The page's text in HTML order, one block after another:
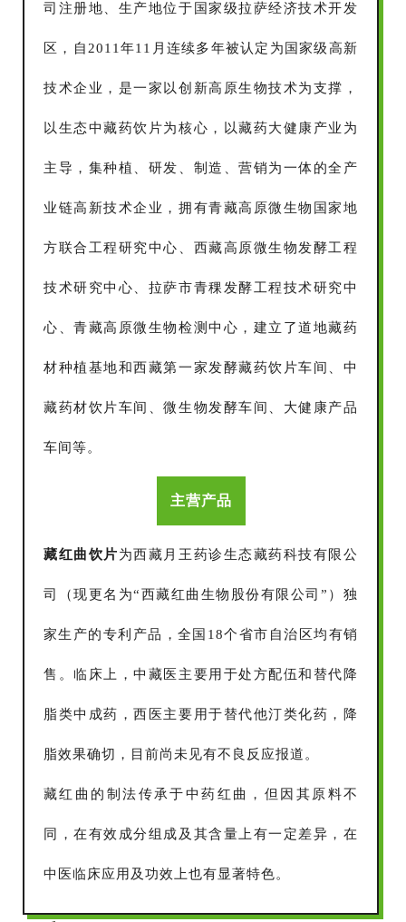
司注册地、生产地位于国家级拉萨经济技术开发
区，自2011年11月连续多年被认定为国家级高新
技术企业，是一家以创新高原生物技术为支撑，
以生态中藏药饮片为核心，以藏药大健康产业为
主导，集种植、研发、制造、营销为一体的全产
业链高新技术企业，拥有青藏高原微生物国家地
方联合工程研究中心、西藏高原微生物发酵工程
技术研究中心、拉萨市青稞发酵工程技术研究中
心、青藏高原微生物检测中心，建立了道地藏药
材种植基地和西藏第一家发酵藏药饮片车间、中
藏药材饮片车间、微生物发酵车间、大健康产品
车间等。
主营产品
藏红曲饮片为西藏月王药诊生态藏药科技有限公
司（现更名为“西藏红曲生物股份有限公司”）独
家生产的专利产品，全国18个省市自治区均有销
售。临床上，中藏医主要用于处方配伍和替代降
脂类中成药，西医主要用于替代他汀类化药，降
脂效果确切，目前尚未见有不良反应报道。
藏红曲的制法传承于中药红曲，但因其原料不
同，在有效成分组成及其含量上有一定差异，在
中医临床应用及功效上也有显著特色。